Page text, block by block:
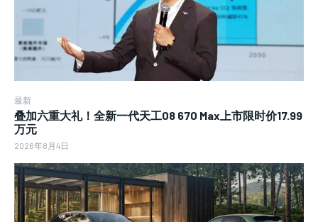
最新
叠加六重大礼！全新一代天工08 670 Max上市限时价17.99
万元
2026年8月4日